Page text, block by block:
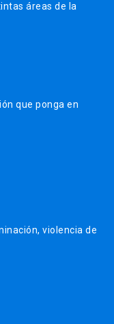
áreas de la
que ponga en
violencia de